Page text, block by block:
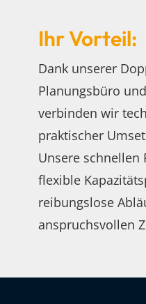
Ihr Vorteil:
Dank unserer
Planungsbüro
verbinden wir
praktischer
Unsere schnellen
flexible
reibungslose
anspruchsvollen